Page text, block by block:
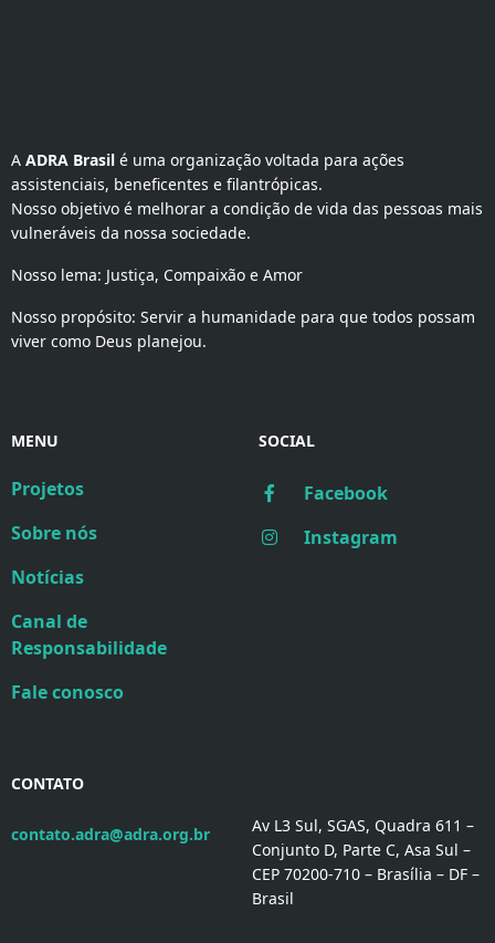
A ADRA Brasil é uma organização voltada para ações
assistenciais, beneficentes e filantrópicas.
Nosso objetivo é melhorar a condição de vida das pessoas mais
vulneráveis da nossa sociedade.
Nosso lema: Justiça, Compaixão e Amor
Nosso propósito: Servir a humanidade para que todos possam
viver como Deus planejou.
MENU
Projetos
Sobre nós
Notícias
Canal de
Responsabilidade
Fale conosco
SOCIAL
Facebook
Instagram
CONTATO
contato.adra@adra.org.br
Av L3 Sul, SGAS, Quadra 611 –
Conjunto D, Parte C, Asa Sul –
CEP 70200-710 – Brasília – DF –
Brasil